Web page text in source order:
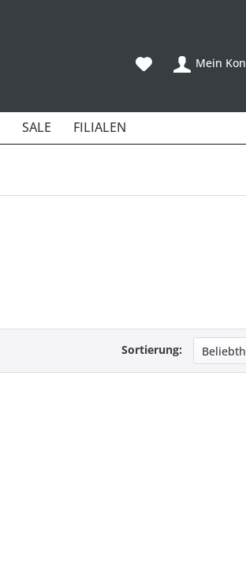
Mein
SALE FILIALEN
Sortierung: